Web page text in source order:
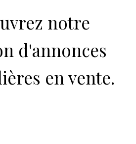
notre
d'annonces
en vente.